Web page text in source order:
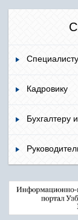
Кадровику
Бухгалтеру